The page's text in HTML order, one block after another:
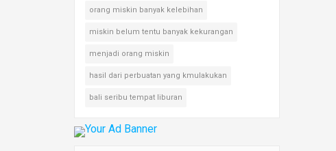
orang miskin banyak kelebihan
miskin belum tentu banyak kekurangan
menjadi orang miskin
hasil dari perbuatan yang kmulakukan
bali seribu tempat liburan